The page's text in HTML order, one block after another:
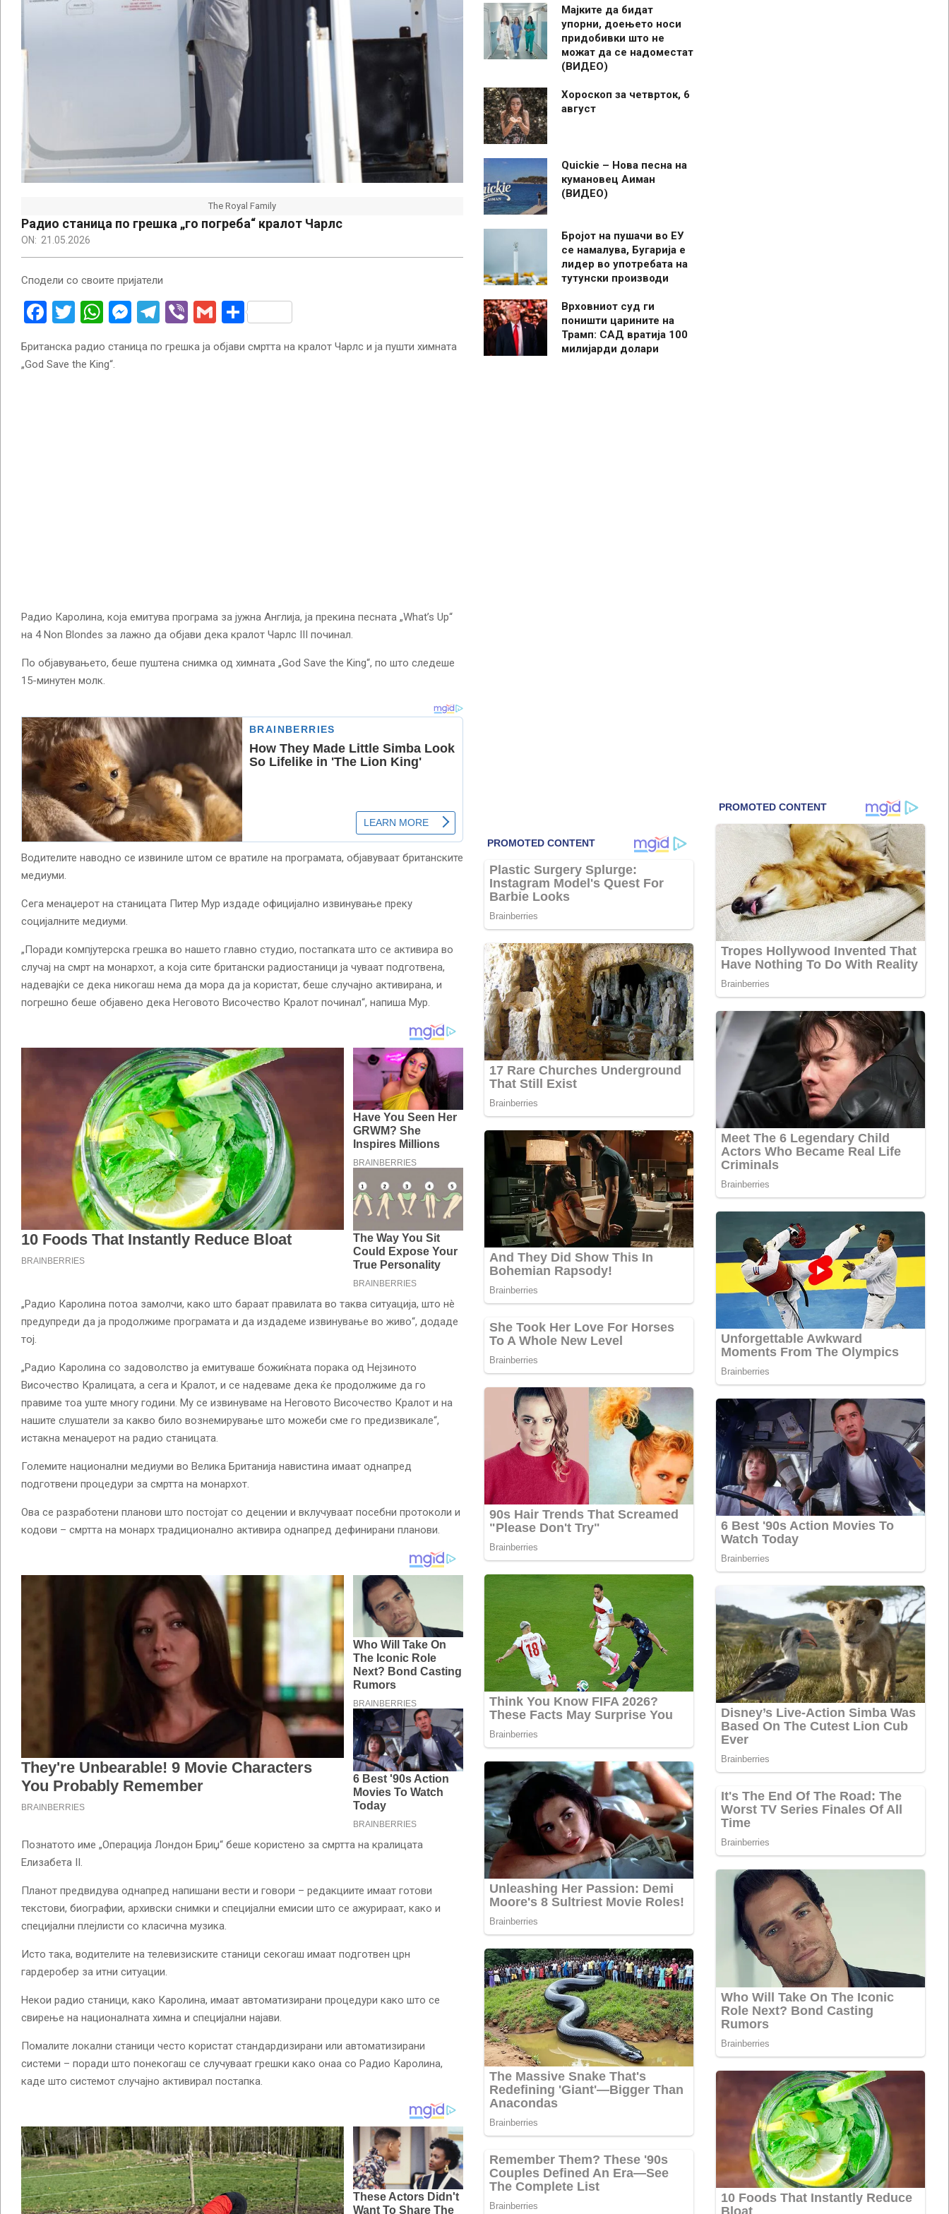
The Royal Family
Радио станица по грешка „го погреба“ кралот Чарлс
ON: 21.05.2026
Сподели со своите пријатели
Facebook
Twitter
WhatsApp
Messenger
Telegram
ViberGmailShare
Британска радио станица по грешка ја објави смртта на кралот Чарлс и ја пушти химната
„God Save the King“.
Радио Каролина, која емитува програма за јужна Англија, ја прекина песната „What’s Up“
на 4 Non Blondes за лажно да објави дека кралот Чарлс III починал.
По објавувањето, беше пуштена снимка од химната „God Save the King“, по што следеше
15-минутен молк.
Водителите наводно се извиниле штом се вратиле на програмата, објавуваат британските
медиуми.
Сега менаџерот на станицата Питер Мур издаде официјално извинување преку
социјалните медиуми.
„Поради компјутерска грешка во нашето главно студио, постапката што се активира во
случај на смрт на монархот, а која сите британски радиостаници ја чуваат подготвена,
надевајќи се дека никогаш нема да мора да ја користат, беше случајно активирана, и
погрешно беше објавено дека Неговото Височество Кралот починал“, напиша Мур.
„Радио Каролина потоа замолчи, како што бараат правилата во таква ситуација, што нè
предупреди да ја продолжиме програмата и да издадеме извинување во живо“, додаде
тој.
„Радио Каролина со задоволство ја емитуваше божиќната порака од Нејзиното
Височество Кралицата, а сега и Кралот, и се надеваме дека ќе продолжиме да го
правиме тоа уште многу години. Му се извинуваме на Неговото Височество Кралот и на
нашите слушатели за какво било вознемирување што можеби сме го предизвикале“,
истакна менаџерот на радио станицата.
Големите национални медиуми во Велика Британија навистина имаат однапред
подготвени процедури за смртта на монархот.
Ова се разработени планови што постојат со децении и вклучуваат посебни протоколи и
кодови – смртта на монарх традиционално активира однапред дефинирани планови.
Познатото име „Операција Лондон Бриџ“ беше користено за смртта на кралицата
Елизабета II.
Планот предвидува однапред напишани вести и говори – редакциите имаат готови
текстови, биографии, архивски снимки и специјални емисии што се ажурираат, како и
специјални плејлисти со класична музика.
Исто така, водителите на телевизиските станици секогаш имаат подготвен црн
гардеробер за итни ситуации.
Некои радио станици, како Каролина, имаат автоматизирани процедури како што се
свирење на националната химна и специјални најави.
Помалите локални станици често користат стандардизирани или автоматизирани
системи – поради што понекогаш се случуваат грешки како онаа со Радио Каролина,
каде што системот случајно активирал постапка.
Мајките да бидат
упорни, доењето носи
придобивки што не
можат да се надоместат
(ВИДЕО)
Хороскоп за четврток, 6
август
Quickie – Нова песна на
кумановец Аиман
(ВИДЕО)
Бројот на пушачи во ЕУ
се намалува, Бугарија е
лидер во употребата на
тутунски производи
Врховниот суд ги
поништи царините на
Трамп: САД вратија 100
милијарди долари